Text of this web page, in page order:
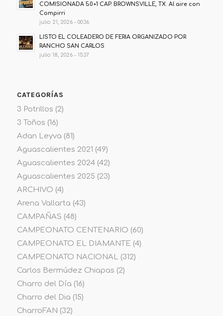
COMISIONADA 50+1 CAP. BROWNSVILLE, TX. Al aire con
Compirri
julio 21, 2026 - 00:36
LISTO EL COLEADERO DE FERIA ORGANIZADO POR
RANCHO SAN CARLOS
julio 18, 2026 - 15:37
CATEGORÍAS
3 Potrillos (2)
3 Toños (16)
Adan Leyva (81)
Aguascalientes 2021 (49)
Aguascalientes 2024(42)
Aguascalientes 2025 (23)
ARCHIVO (4)
Arena Vallarta (43)
CAMPAÑAS (48)
CAMPEONATO CENTENARIO (60)
CAMPEONATO EL DIAMANTE (4)
CAMPEONATO NACIONAL(312)
Carlos Bermúdez Chiapas (2)
Charro del Día (16)
Charro del Dia (15)
CharroFAN (32)